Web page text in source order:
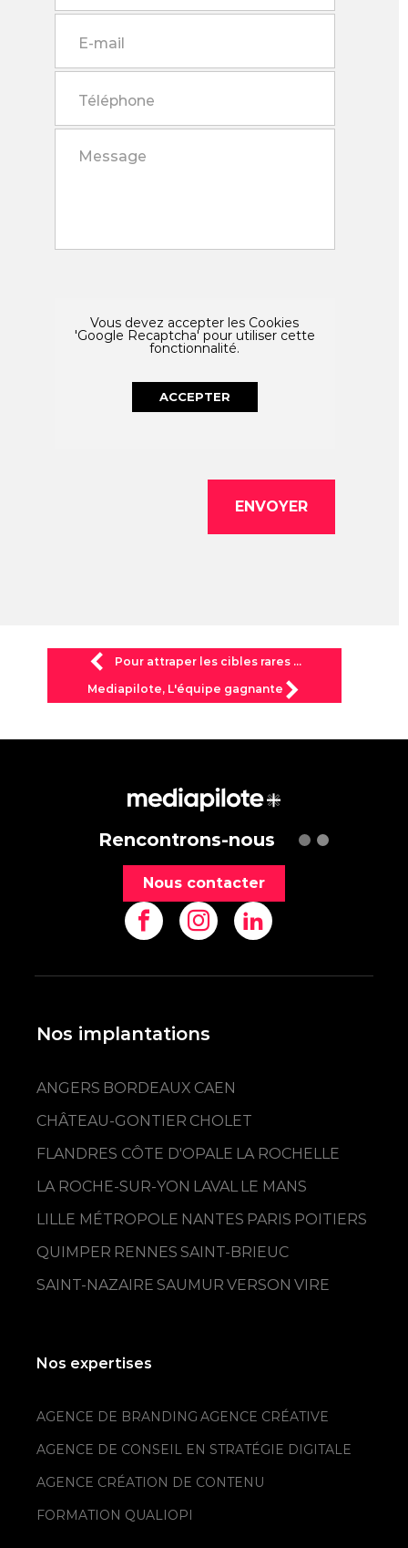
Vous devez accepter les Cookies
'Google Recaptcha' pour utiliser cette
fonctionnalité.
ACCEPTER
Pour attraper les cibles rares ...
Mediapilote, L'équipe gagnante
Rencontrons-nous
Nous contacter
Nos implantations
ANGERS BORDEAUX CAEN
CHÂTEAU-GONTIER CHOLET
FLANDRES CÔTE D'OPALE LA ROCHELLE
LA ROCHE-SUR-YON LAVAL LE MANS
LILLE MÉTROPOLE NANTES PARIS POITIERS
QUIMPER RENNES SAINT-BRIEUC
SAINT-NAZAIRE SAUMUR VERSON VIRE
Nos expertises
AGENCE DE BRANDING AGENCE CRÉATIVE
AGENCE DE CONSEIL EN STRATÉGIE DIGITALE
AGENCE CRÉATION DE CONTENU
FORMATION QUALIOPI